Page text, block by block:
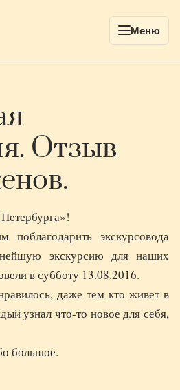
Меню
Отзыв
экскурсовода
экскурсию для наших
в субботу 13.08.2016.
даже тем кто живет в
узнал что-то новое для себя,
большое.